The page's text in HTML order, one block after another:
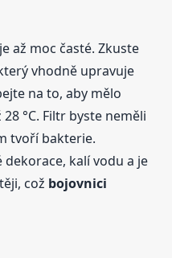
až moc časté. Zkuste
vhodně upravuje
na to, aby mělo
°C. Filtr byste neměli
tvoří bakterie.
kalí vodu a je
což bojovnici